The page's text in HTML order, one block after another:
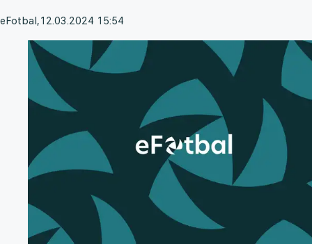
eFotbal,12.03.2024 15:54